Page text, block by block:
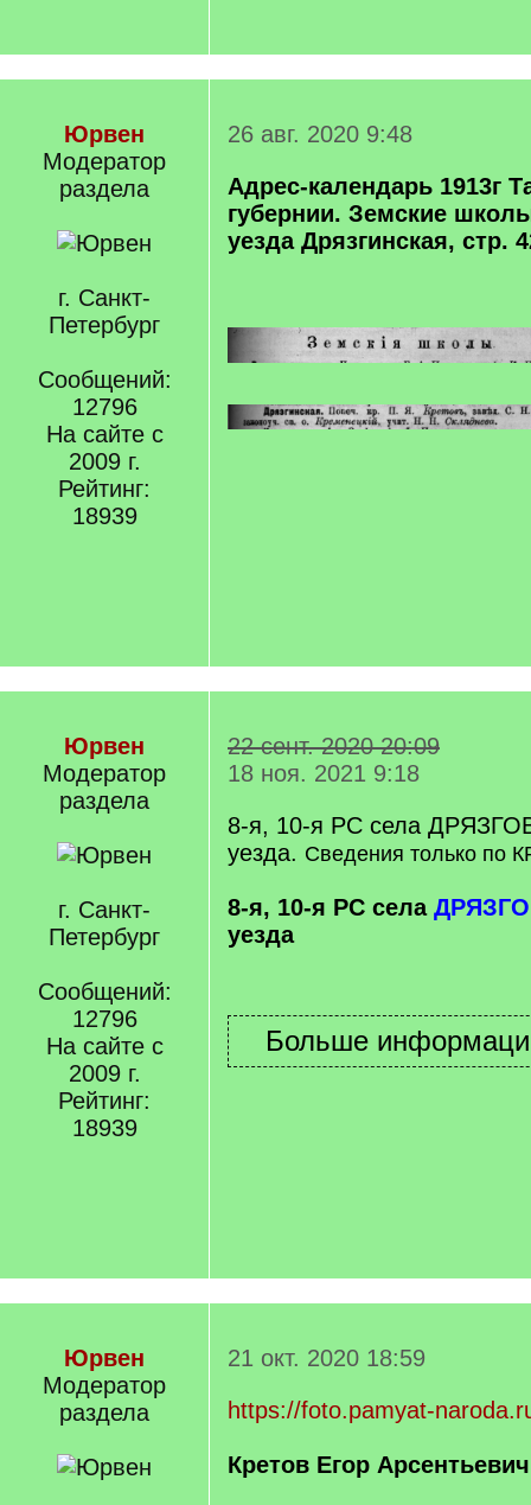
Юрвен
Модератор
раздела
г. Санкт-
Петербург
Сообщений:
12796
На сайте с
2009 г.
Рейтинг:
18939
26 авг. 2020 9:48
Адрес-календарь 1913г
губернии. Земские
уезда Дрязгинская, стр.
Юрвен
Модератор
раздела
г. Санкт-
Петербург
Сообщений:
12796
На сайте с
2009 г.
Рейтинг:
18939
22 сент. 2020 20:09
18 ноя. 2021 9:18
8-я, 10-я РС села
уезда. Сведения только по
8-я, 10-я РС села
уезда
Юрвен
Модератор
раздела
21 окт. 2020 18:59
https://foto.pamyat-
Кретов Егор Арсентьевич